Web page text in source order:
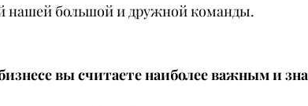
нашей большой и дружной команды.
вы считаете наиболее важным и